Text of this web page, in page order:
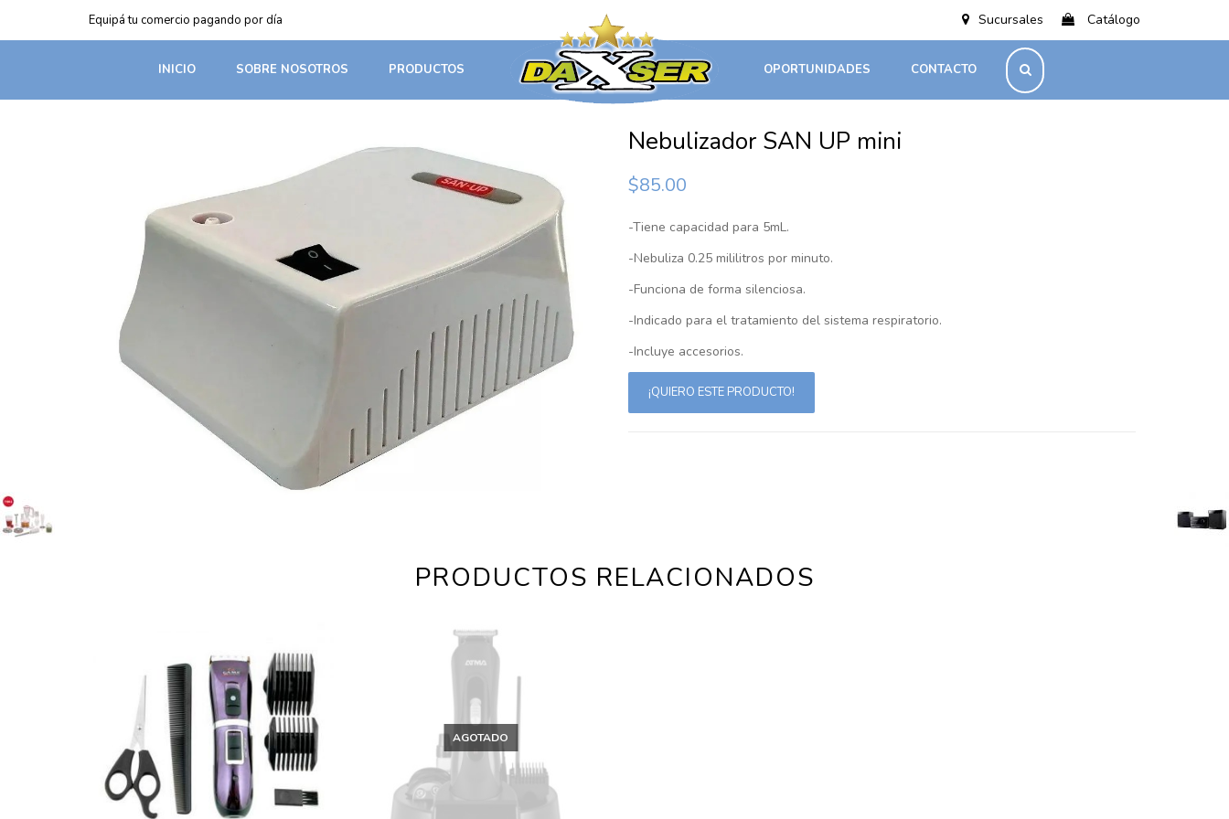
Equipá tu comercio pagando por día Sucursales Catálogo
INICIO SOBRE NOSOTROS PRODUCTOS OPORTUNIDADES CONTACTO
Nebulizador SAN UP mini
$85.00
-Tiene capacidad para 5mL.
-Nebuliza 0.25 mililitros por minuto.
-Funciona de forma silenciosa.
-Indicado para el tratamiento del sistema respiratorio.
-Incluye accesorios.
¡QUIERO ESTE PRODUCTO!
PRODUCTOS RELACIONADOS
AGOTADO